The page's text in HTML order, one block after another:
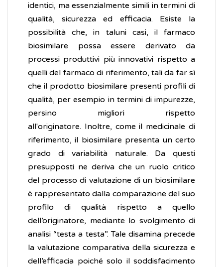
identici, ma essenzialmente simili in termini di
qualità, sicurezza ed efficacia. Esiste la
possibilità che, in taluni casi, il farmaco
biosimilare possa essere derivato da
processi produttivi più innovativi rispetto a
quelli del farmaco di riferimento, tali da far sì
che il prodotto biosimilare presenti profili di
qualità, per esempio in termini di impurezze,
persino migliori rispetto
all'originatore. Inoltre, come il medicinale di
riferimento, il biosimilare presenta un certo
grado di variabilità naturale. Da questi
presupposti ne deriva che un ruolo critico
del processo di valutazione di un biosimilare
è rappresentato dalla comparazione del suo
profilo di qualità rispetto a quello
dell’originatore, mediante lo svolgimento di
analisi “testa a testa”. Tale disamina precede
la valutazione comparativa della sicurezza e
dell’efficacia poiché solo il soddisfacimento